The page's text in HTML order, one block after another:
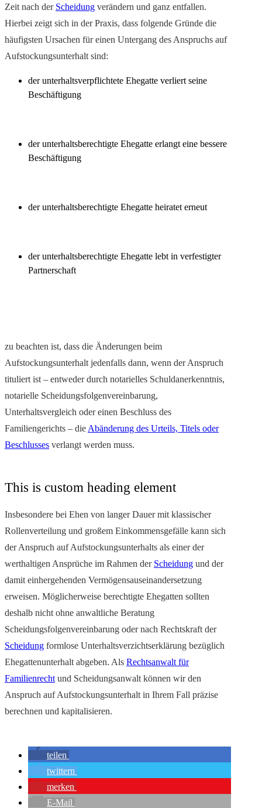
Zeit nach der Scheidung verändern und ganz entfallen.
Hierbei zeigt sich in der Praxis, dass folgende Gründe die
häufigsten Ursachen für einen Untergang des Anspruchs auf
Aufstockungsunterhalt sind:
der unterhaltsverpflichtete Ehegatte verliert seine
Beschäftigung
der unterhaltsberechtigte Ehegatte erlangt eine bessere
Beschäftigung
der unterhaltsberechtigte Ehegatte heiratet erneut
der unterhaltsberechtigte Ehegatte lebt in verfestigter
Partnerschaft
zu beachten ist, dass die Änderungen beim
Aufstockungsunterhalt jedenfalls dann, wenn der Anspruch
tituliert ist – entweder durch notarielles Schuldanerkenntnis,
notarielle Scheidungsfolgenvereinbarung,
Unterhaltsvergleich oder einen Beschluss des
Familiengerichts – die Abänderung des Urteils, Titels oder
Beschlusses verlangt werden muss.
This is custom heading element
Insbesondere bei Ehen von langer Dauer mit klassischer
Rollenverteilung und großem Einkommensgefälle kann sich
der Anspruch auf Aufstockungsunterhalts als einer der
werthaltigen Ansprüche im Rahmen der Scheidung und der
damit einhergehenden Vermögensauseinandersetzung
erweisen. Möglicherweise berechtigte Ehegatten sollten
deshalb nicht ohne anwaltliche Beratung
Scheidungsfolgenvereinbarung oder nach Rechtskraft der
Scheidung formlose Unterhaltsverzichtserklärung bezüglich
Ehegattenunterhalt abgeben. Als Rechtsanwalt für
Familienrechtund Scheidungsanwalt können wir den
Anspruch auf Aufstockungsunterhalt in Ihrem Fall präzise
berechnen und kapitalisieren.
teilen
twittern
merken
E-Mail